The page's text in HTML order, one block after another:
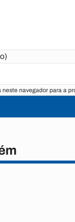
neste navegador para a